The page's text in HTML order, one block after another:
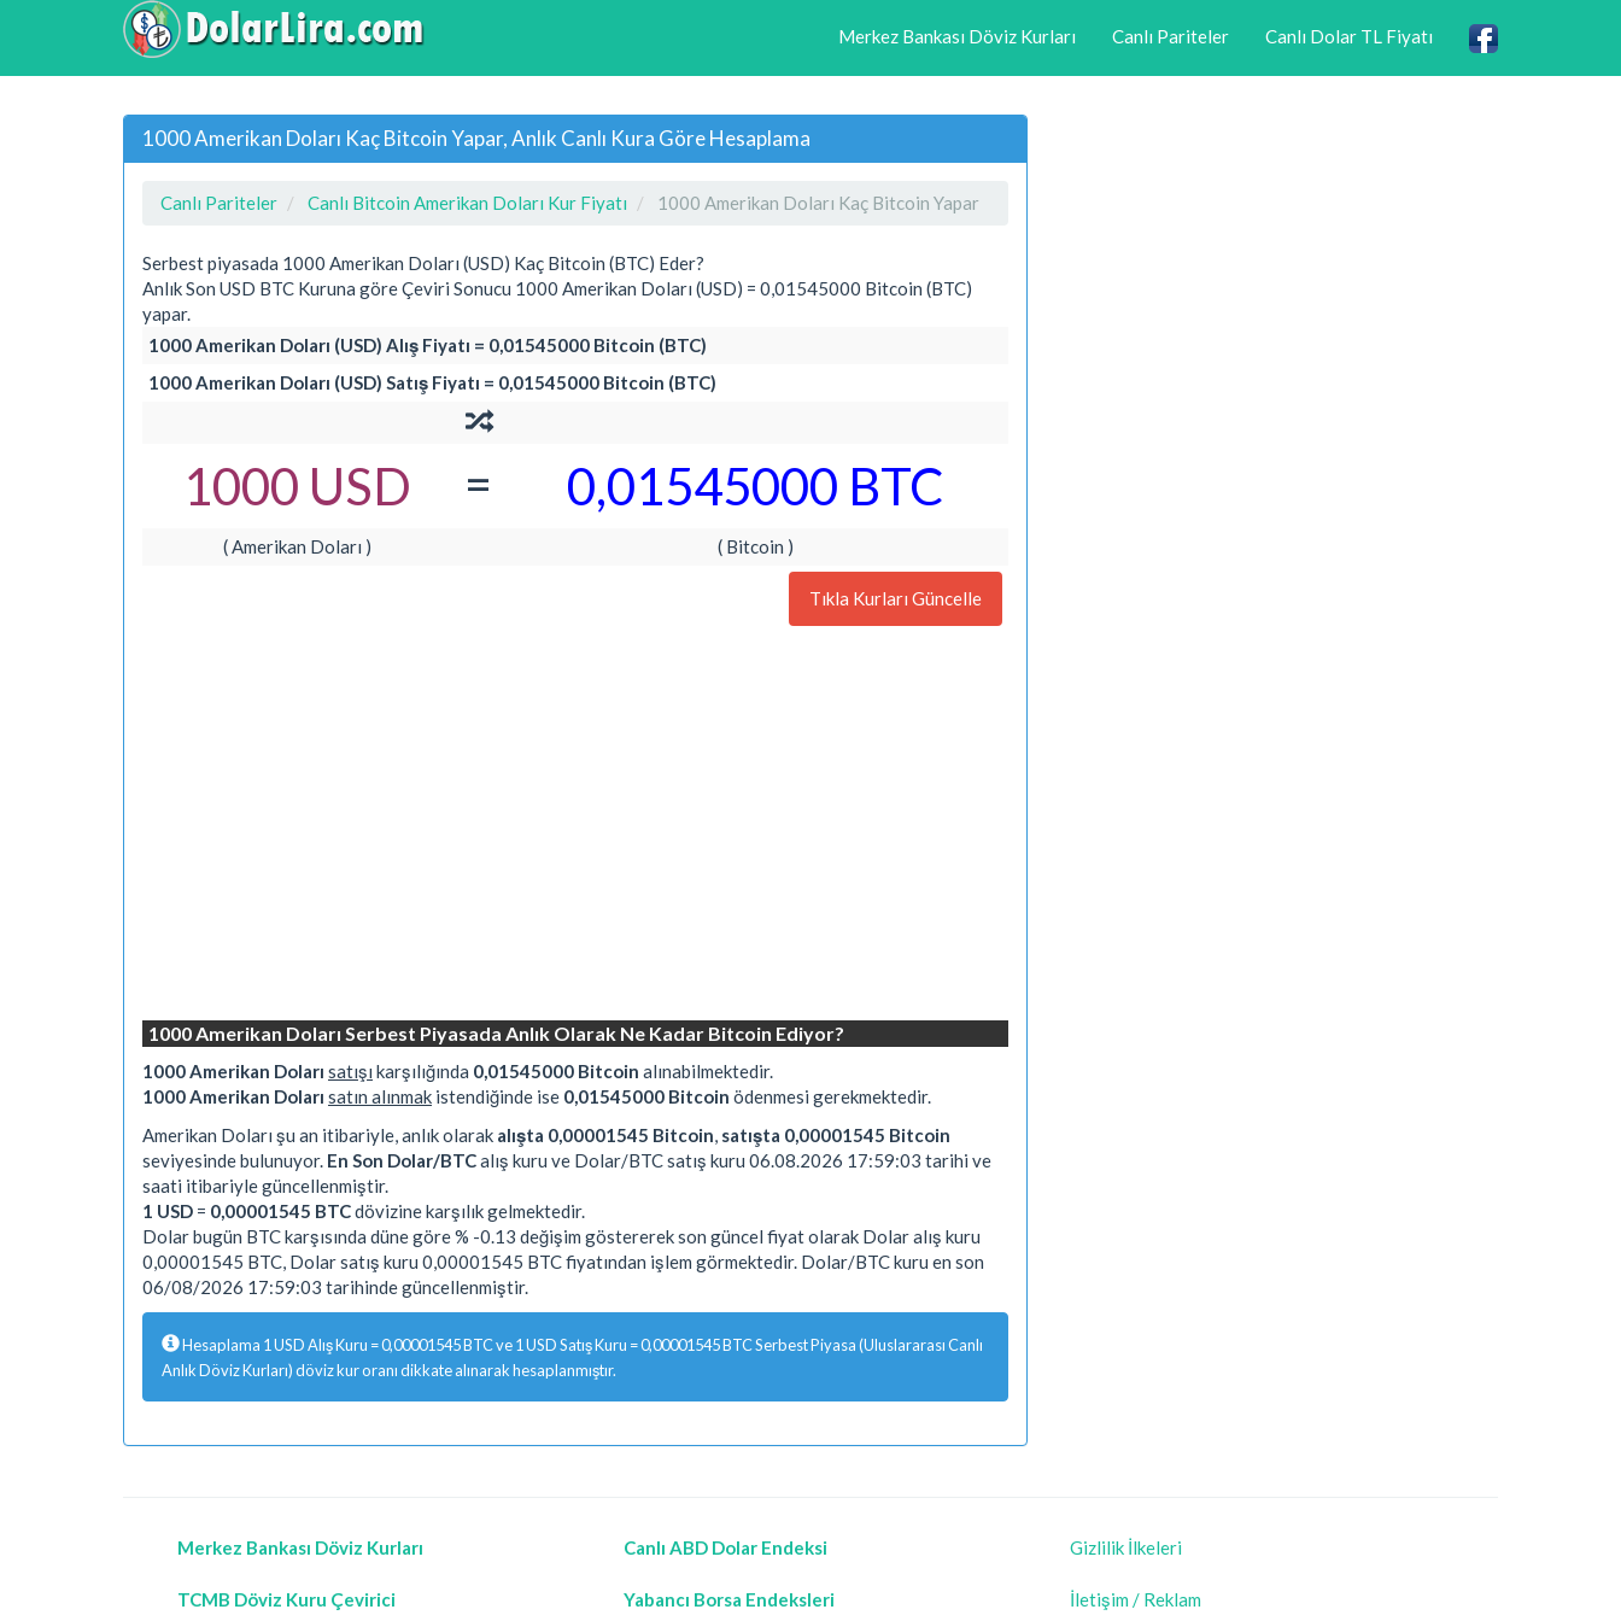
Merkez Bankası Döviz Kurları Canlı Pariteler Canlı Dolar TL Fiyatı
1000 Amerikan Doları Kaç Bitcoin Yapar, Anlık Canlı Kura Göre Hesaplama
Canlı Pariteler Canlı Bitcoin Amerikan Doları Kur Fiyatı 1000 Amerikan Doları Kaç Bitcoin Yapar
Serbest piyasada 1000 Amerikan Doları (USD) Kaç Bitcoin (BTC) Eder?
Anlık Son USD BTC Kuruna göre Çeviri Sonucu 1000 Amerikan Doları (USD) = 0,01545000 Bitcoin (BTC)
yapar.
1000 Amerikan Doları (USD) Alış Fiyatı = 0,01545000 Bitcoin (BTC)
1000 Amerikan Doları (USD) Satış Fiyatı = 0,01545000 Bitcoin (BTC)
1000 USD = 0,01545000 BTC
( Amerikan Doları ) ( Bitcoin )
Tıkla Kurları Güncelle
1000 Amerikan Doları Serbest Piyasada Anlık Olarak Ne Kadar Bitcoin Ediyor?
1000 Amerikan Doları satışı karşılığında 0,01545000 Bitcoin alınabilmektedir.
1000 Amerikan Doları satın alınmak istendiğinde ise 0,01545000 Bitcoin ödenmesi gerekmektedir.
Amerikan Doları şu an itibariyle, anlık olarak alışta 0,00001545 Bitcoin satışta 0,00001545 Bitcoin
seviyesinde bulunuyor. En Son Dolar/BTCalış kuru ve Dolar/BTC satış kuru 06.08.2026 17:59:03 tarihi ve
saati itibariyle güncellenmiştir.
1 USD = 0,00001545 BTCdövizine karşılık gelmektedir.
Dolar bugün BTC karşısında düne göre % -0.13 değişim göstererek son güncel fiyat olarak Dolar alış kuru
0,00001545 BTC, Dolar satış kuru 0,00001545 BTC fiyatından işlem görmektedir. Dolar/BTC kuru en son
06/08/2026 17:59:03 tarihinde güncellenmiştir.
Hesaplama 1 USD Alış Kuru = 0,00001545 BTC ve 1 USD Satış Kuru = 0,00001545 BTC Serbest Piyasa (Uluslararası Canlı
Anlık Döviz Kurları) döviz kur oranı dikkate alınarak hesaplanmıştır.
Merkez Bankası Döviz Kurları
TCMB Döviz Kuru Çevirici
Canlı ABD Dolar Endeksi
Yabancı Borsa Endeksleri
Gizlilik İlkeleri
İletişim / Reklam